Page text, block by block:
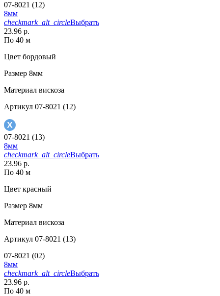
07-8021 (12)
8мм
checkmark_alt_circleВыбрать
23.96 р.
По 40 м
Цвет бордовый
Размер 8мм
Материал вискоза
Артикул 07-8021 (12)
07-8021 (13)
8мм
checkmark_alt_circleВыбрать
23.96 р.
По 40 м
Цвет красный
Размер 8мм
Материал вискоза
Артикул 07-8021 (13)
07-8021 (02)
8мм
checkmark_alt_circleВыбрать
23.96 р.
По 40 м